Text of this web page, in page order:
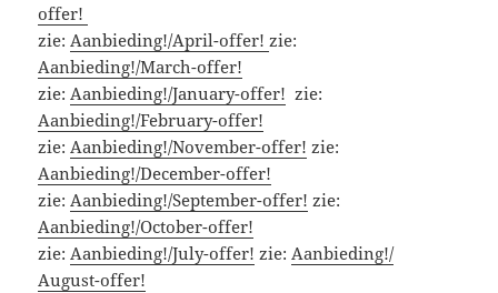
offer!
zie: Aanbieding!/April-offer!zie:
Aanbieding!/March-offer!
zie: Aanbieding!/January-offer! zie:
Aanbieding!/February-offer!
zie: Aanbieding!/November-offer! zie:
Aanbieding!/December-offer!
zie: Aanbieding!/September-offer! zie:
Aanbieding!/October-offer!
zie: Aanbieding!/July-offer! zie: Aanbieding!/
August-offer!